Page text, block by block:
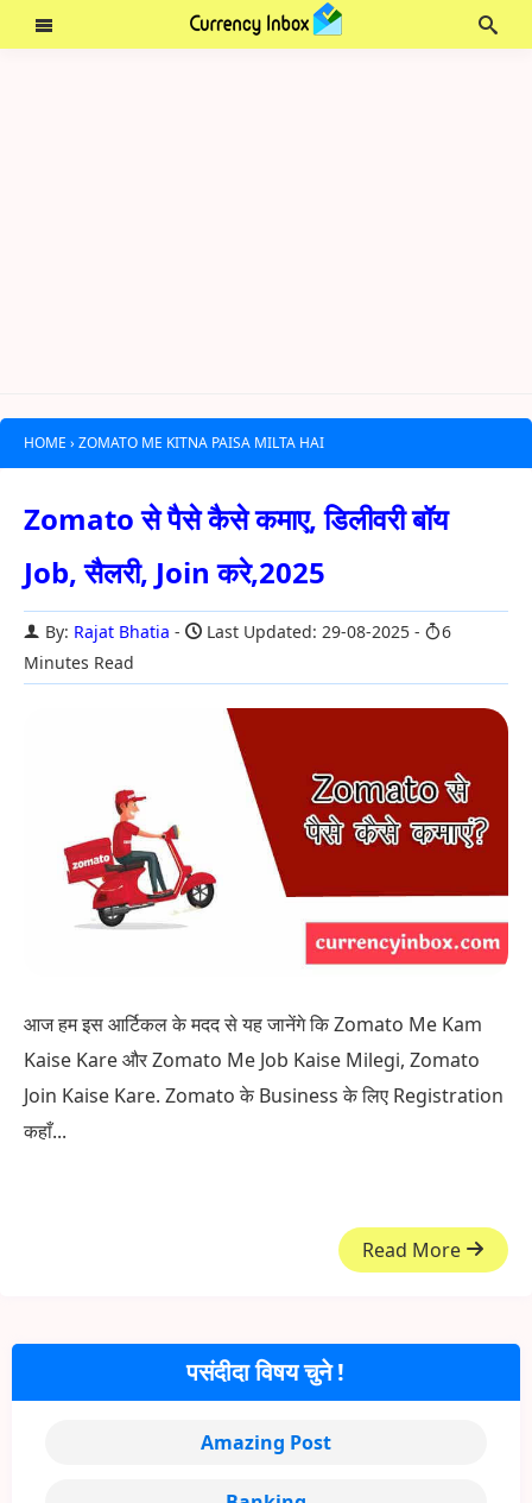
HOME › ZOMATO ME KITNA PAISA MILTA HAI
Zomato से पैसे कैसे कमाए, डिलीवरी बॉय
Job, सैलरी, Join करे,2025
By: Rajat Bhatia Last Updated: 29-08-2025
6
Minutes Read
आज हम इस आर्टिकल के मदद से यह जानेंगे कि Zomato Me Kam
Kaise Kare और Zomato Me Job Kaise Milegi, Zomato
Join Kaise Kare. Zomato के Business के लिए Registration
कहाँ...
Read More
पसंदीदा विषय चुने !
Amazing Post